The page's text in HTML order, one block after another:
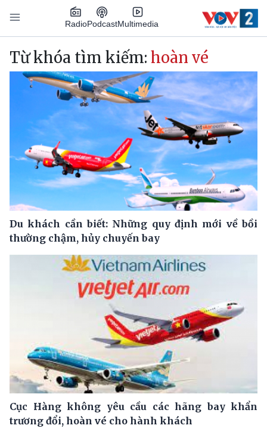
Nhảy đến nội dung
RadioPodcastMultimedia
Main navigation
Từ khóa tìm kiếm: hoàn vé
Du khách cần biết: Những quy định mới về bồi
thường chậm, hủy chuyến bay
Cục Hàng không yêu cầu các hãng bay khẩn
trương đổi, hoàn vé cho hành khách